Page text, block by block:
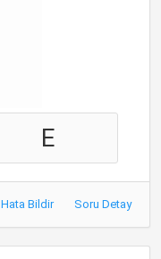
E
Hata Bildir Soru Detay